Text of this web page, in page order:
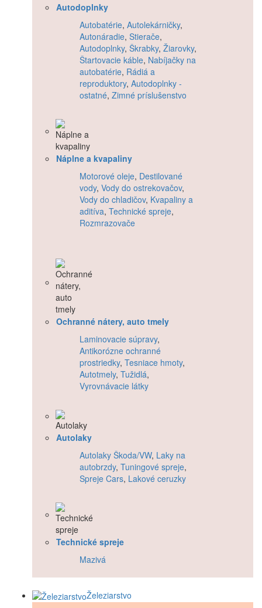
Autodoplnky
Autobatérie, Autolekárničky,
Autonáradie, Stierače,
Autodoplnky, Škrabky, Žiarovky,
Štartovacie káble, Nabíjačky na
autobatérie, Rádiá a
reproduktory, Autodoplnky -
ostatné, Zimné príslušenstvo
Náplne a kvapaliny
Motorové oleje, Destilované
vody, Vody do ostrekovačov,
Vody do chladičov, Kvapaliny a
aditíva, Technické spreje,
Rozmrazovače
Ochranné nátery, auto tmely
Laminovacie súpravy,
Antikorózne ochranné
prostriedky, Tesniace hmoty,
Autotmely, Tužidlá,
Vyrovnávacie látky
Autolaky
Autolaky Škoda/VW, Laky na
autobrzdy, Tuningové spreje,
Spreje Cars, Lakové ceruzky
Technické spreje
Mazivá
Železiarstvo